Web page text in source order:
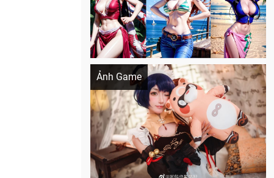
Ảnh Game
Cosplay Xiangling siêu cute